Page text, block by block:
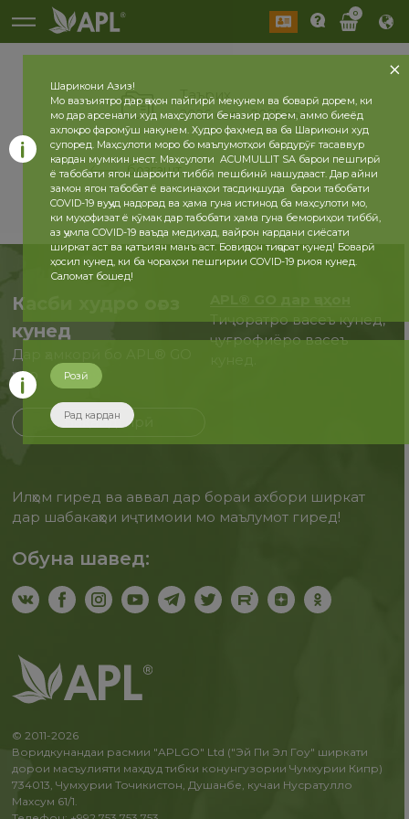
0
Таърих
2026 сол 2025 сол
бозгашт
Касби худро оғоз
кунед
Дар ҳамкорӣ бо APL® GO
ҳоло
Бақайдгирӣ
Тиҷоратро васеъ кунед,
ҷуғрофиёро васеъ
Илҳом гиред ва аввал дар бораи ахбори ширкат
дар шабакаҳои иҷтимоии мо маълумот гиред!
Обуна шавед:
© 2011-2026
Воридкунандаи расмии "APLGO" Ltd ("Эй Пи Эл Гоу" ширкати
дорои масъулияти махдуд тибки конунгузории Чумхурии Кипр)
734013, Чумхурии Точикистон, Душанбе, кучаи Нусратулло
Махсум 61/1.
Шарикони Азиз!
Мо вазъиятро дар ҷаҳон пайгирӣ мекунем ва боварӣ дорем, ки
мо дар арсенали худ маҳсулоти беназир дорем, аммо биеёд
ахлоқро фаромӯш накунем. Худро фаҳмед ва ба Шарикони худ
супоред. Маҳсулоти моро бо маълумотҳои бардурӯғ тасаввур
кардан мумкин нест. Маҳсулоти ACUMULLIT SA барои пешгирӣ
ё табобати ягон шароити тиббӣ пешбинӣ нашудааст. Дар айни
замон ягон табобат ё ваксинаҳои тасдиқшуда барои табобати
COVID-19 вуҷуд надорад ва ҳама гуна истинод ба маҳсулоти мо,
ки муҳофизат ё кӯмак дар табобати ҳама гуна бемориҳои тиббӣ,
аз ҷумла COVID-19 ваъда медиҳад, вайрон кардани сиёсати
ширкат аст ва қатъиян манъ аст. Бовиҷдон тиҷорат кунед! Боварӣ
ҳосил кунед, ки ба чораҳои пешгирии COVID-19 риоя кунед.
Саломат бошед!
Розӣ
Рад кардан